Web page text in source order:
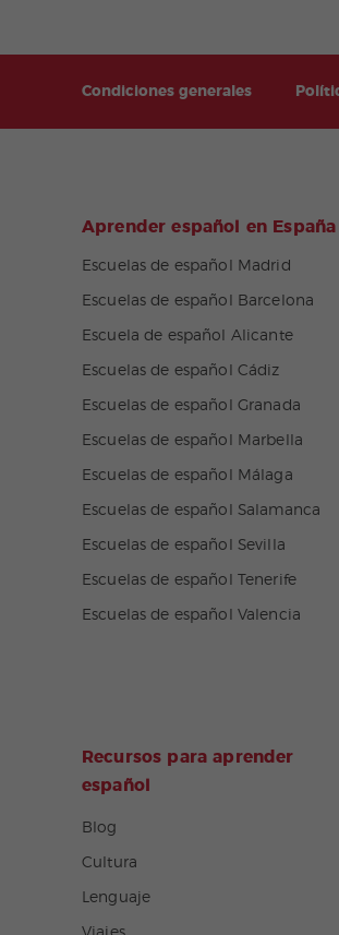
Condiciones generales
Aprender español en España
Escuelas de español Madrid
Escuelas de español Barcelona
Escuela de español Alicante
Escuelas de español Cádiz
Escuelas de español Granada
Escuelas de español Marbella
Escuelas de español Málaga
Escuelas de español Salamanca
Escuelas de español Sevilla
Escuelas de español Tenerife
Escuelas de español Valencia
Recursos para aprender
español
Blog
Cultura
Lenguaje